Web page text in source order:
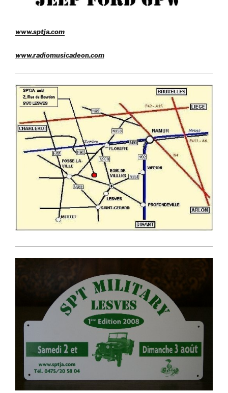
www.sptja.com
www.radiomusicadeon.com